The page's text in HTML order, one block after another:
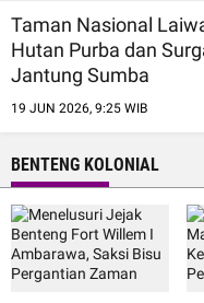
Taman Nasional
Hutan Purba dan
Jantung Sumba
19 JUN 2026, 9:25 WIB
BENTENG KOLONIAL